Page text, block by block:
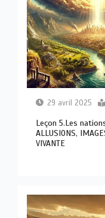
29 avril 2025
Leçon 5.Les
ALLUSIONS,
VIVANTE